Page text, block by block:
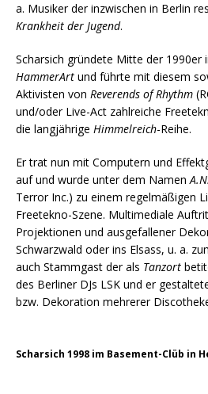
a. Musiker der inzwischen in Berlin
Krankheit der Jugend.
Scharsich gründete Mitte der 1990er
HammerArt und führte mit diesem
Aktivisten von Reverends of Rhythm
und/oder Live-Act zahlreiche
die langjährige Himmelreich-Reihe.
Er trat nun mit Computern und
auf und wurde unter dem Namen
Terror Inc.) zu einem regelmäßigen
Freetekno-Szene. Multimediale
Projektionen und ausgefallener
Schwarzwald oder ins Elsass, u. a.
auch Stammgast der als Tanzort
des Berliner DJs LSK und er
bzw. Dekoration mehrerer
Scharsich 1998 im Basement-Clüb in